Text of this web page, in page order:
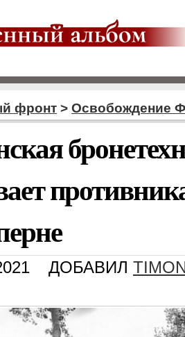
фронт > Освобождение
ДОБАВИЛ